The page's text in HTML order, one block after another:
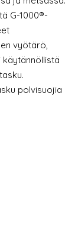
G-1000®-
vyötärö,
käytännöllistä
polvisuojia